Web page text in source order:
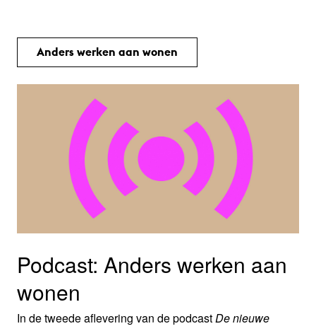
Anders werken aan wonen
Podcast: Anders werken aan
wonen
In de tweede aflevering van de podcastDe nieuwe